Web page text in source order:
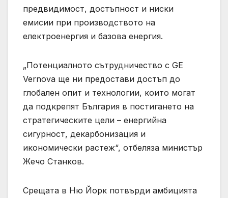
предвидимост, достъпност и ниски
емисии при производството на
електроенергия и базова енергия.
„Потенциалното сътрудничество с GE
Vernova ще ни предостави достъп до
глобален опит и технологии, които могат
да подкрепят България в постигането на
стратегическите цели – енергийна
сигурност, декарбонизация и
икономически растеж“, отбеляза министър
Жечо Станков.
Срещата в Ню Йорк потвърди амбицията